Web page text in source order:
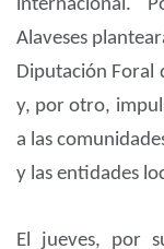
internacional.
Alaveses
Diputación Foral
y, por otro,
a las
y las entidades
El jueves, por